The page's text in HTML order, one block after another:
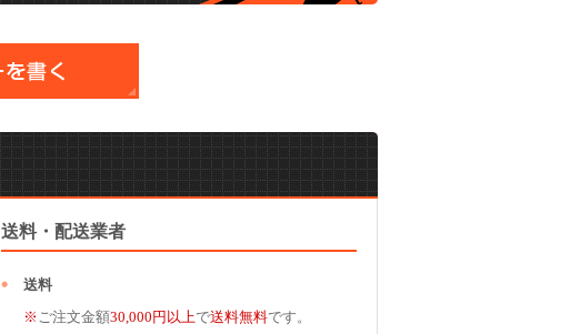
送料・配送業者
送料
※ ご注文金額30,000円以上で送料無料です。